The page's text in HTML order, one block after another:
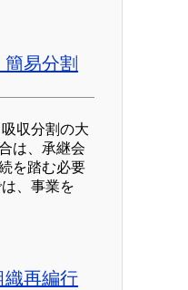
易分割
収分割の大
は、承継会
を踏む必要
、事業を
織再編行